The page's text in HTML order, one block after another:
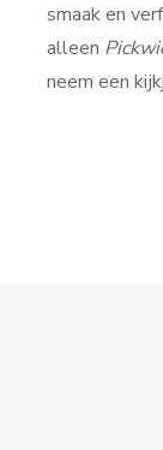
smaak en
alleen
neem een